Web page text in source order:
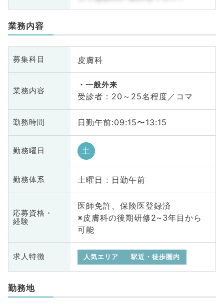
業務内容
募集科目 皮膚科
業務内容
一般外来
受診者：20～25名程度／コマ
勤務時間 日勤午前:09:15〜13:15
勤務曜日 土
勤務体系 土曜日 : 日勤午前
応募資格・
経験
医師免許、保険医登録済
※皮膚科の後期研修2~3年目から
可能
求人特徴 人気エリア 駅近・徒歩圏内
勤務地